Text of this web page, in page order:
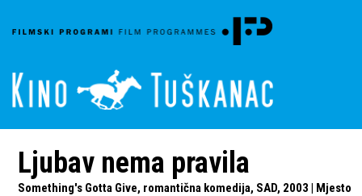
Ljubav nema pravila
Something's Gotta Give, romantična komedija, SAD, 2003 | Mjesto